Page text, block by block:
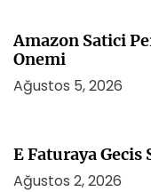
Amazon Satici
Onemi
Ağustos 5, 2026
E Faturaya
Ağustos 2, 2026